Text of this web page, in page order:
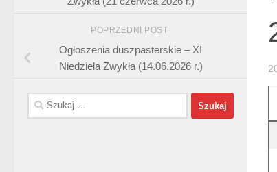
POPRZEDNI POST
Ogłoszenia duszpasterskie – XI
Niedziela Zwykła (14.06.2026 r.)
Szukaj: